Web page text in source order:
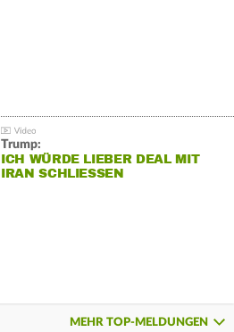
Trump:
ICH WÜRDE LIEBER DEAL MIT
IRAN SCHLIESSEN
MEHR TOP-MELDUNGEN